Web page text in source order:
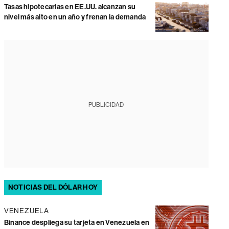
Tasas hipotecarias en EE.UU. alcanzan su
nivel más alto en un año y frenan la demanda
PUBLICIDAD
NOTICIAS DEL DÓLAR HOY
VENEZUELA
Binance despliega su tarjeta en Venezuela en